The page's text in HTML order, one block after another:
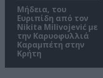
Μήδεια, του
Ευριπίδη από τον
Nikita Milivojević με
την Καρυοφυλλιά
Καραμπέτη στην
Κρήτη